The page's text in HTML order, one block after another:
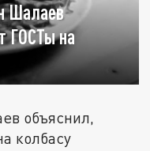
Шалаев
ГОСТы на
объяснил,
колбасу